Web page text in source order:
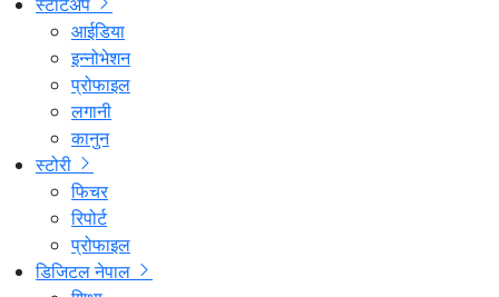
आईडिया
इन्नोभेशन
प्रोफाइल
लगानी
कानुन
स्टोरी
फिचर
रिपोर्ट
प्रोफाइल
डिजिटल नेपाल